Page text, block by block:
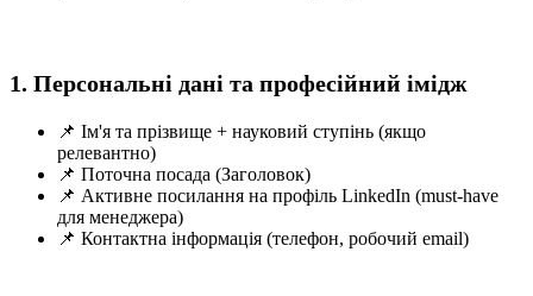
1. Персональні дані та професійний імідж
📌 Ім'я та прізвище + науковий ступінь (якщо
релевантно)
📌 Поточна посада (Заголовок)
📌 Активне посилання на профіль LinkedIn (must-have
для менеджера)
📌 Контактна інформація (телефон, робочий email)